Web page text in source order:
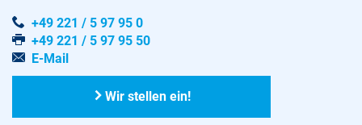
+49 221 / 5 97 95 0
+49 221 / 5 97 95 50
E-Mail
Wir stellen ein!